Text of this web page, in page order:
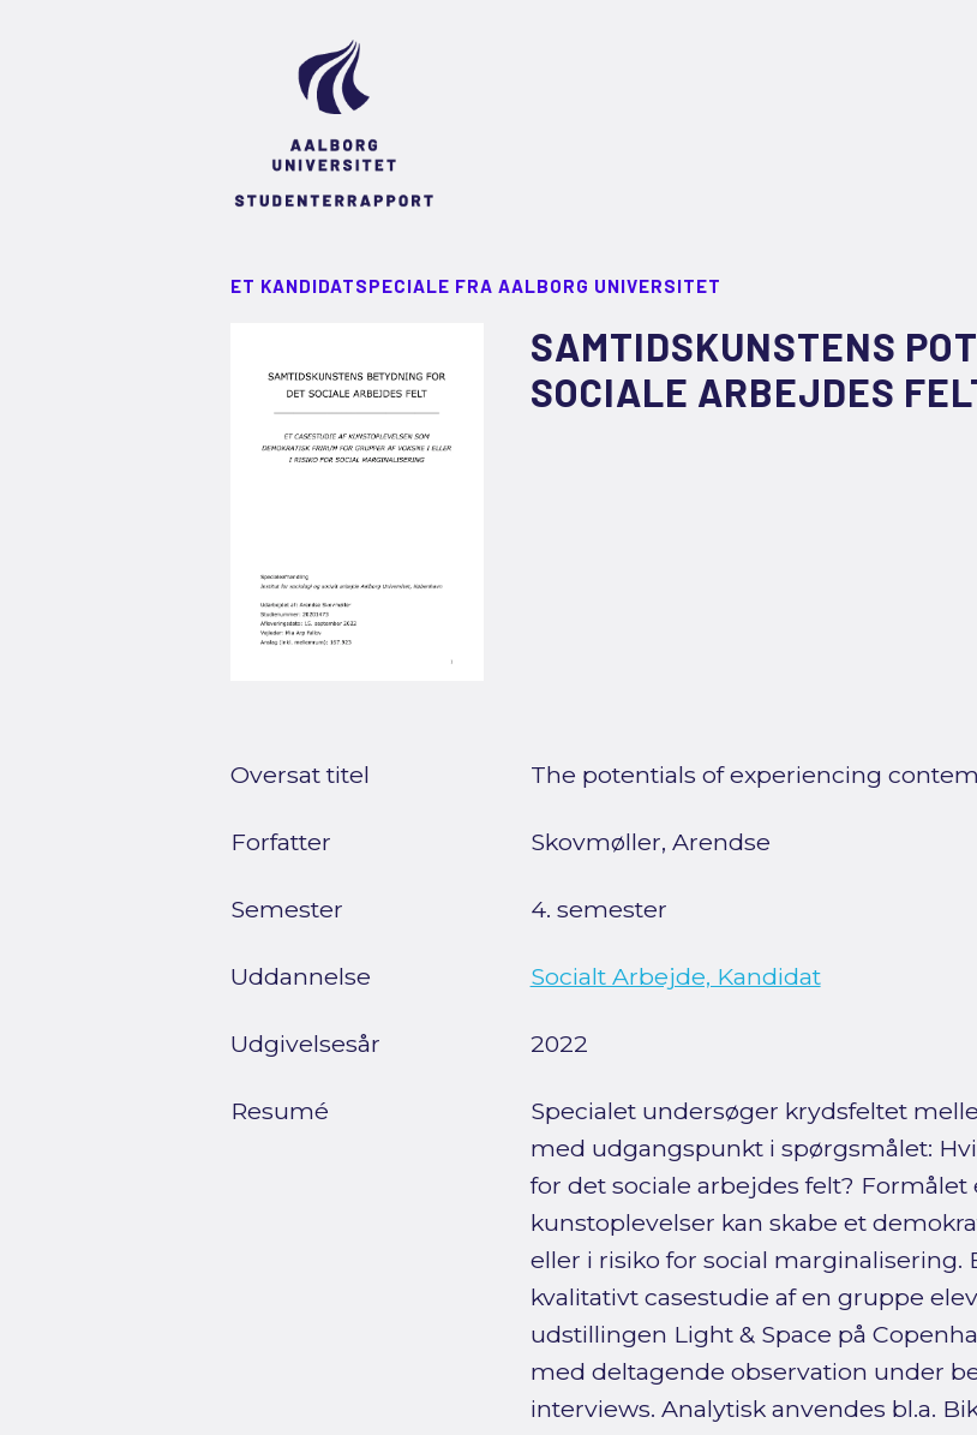
ET KANDIDATSPECIALE FRA AALBORG UNIVERSITET
SAMTIDSKUNSTENS
SOCIALE ARBEJDES
Oversat titel The potentials of experiencing
Forfatter Skovmøller, Arendse
Semester 4. semester
Uddannelse Socialt Arbejde, Kandidat
Udgivelsesår 2022
Resumé
Specialet undersøger krydsfeltet
med udgangspunkt i spørgsmålet:
for det sociale arbejdes felt? Formålet
kunstoplevelser kan skabe et
eller i risiko for social
kvalitativt casestudie af en gruppe
udstillingen Light & Space på
med deltagende observation under
interviews. Analytisk anvendes bl.a.